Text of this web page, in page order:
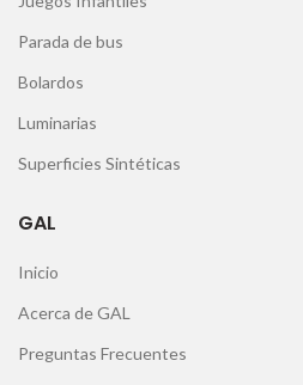
Parada de bus
Bolardos
Luminarias
Superficies Sintéticas
GAL
Inicio
Acerca de GAL
Preguntas Frecuentes